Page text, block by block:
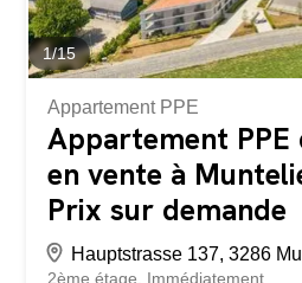
1/15
Appartement PPE
Appartement PPE
en vente à
Prix sur demande
Hauptstrasse 137, 3286
2ème étage
Immédiatement